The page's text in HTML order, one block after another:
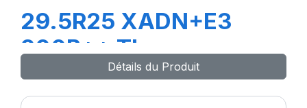
29.5R25 XADN+E3
200B** TL
Détails du Produit